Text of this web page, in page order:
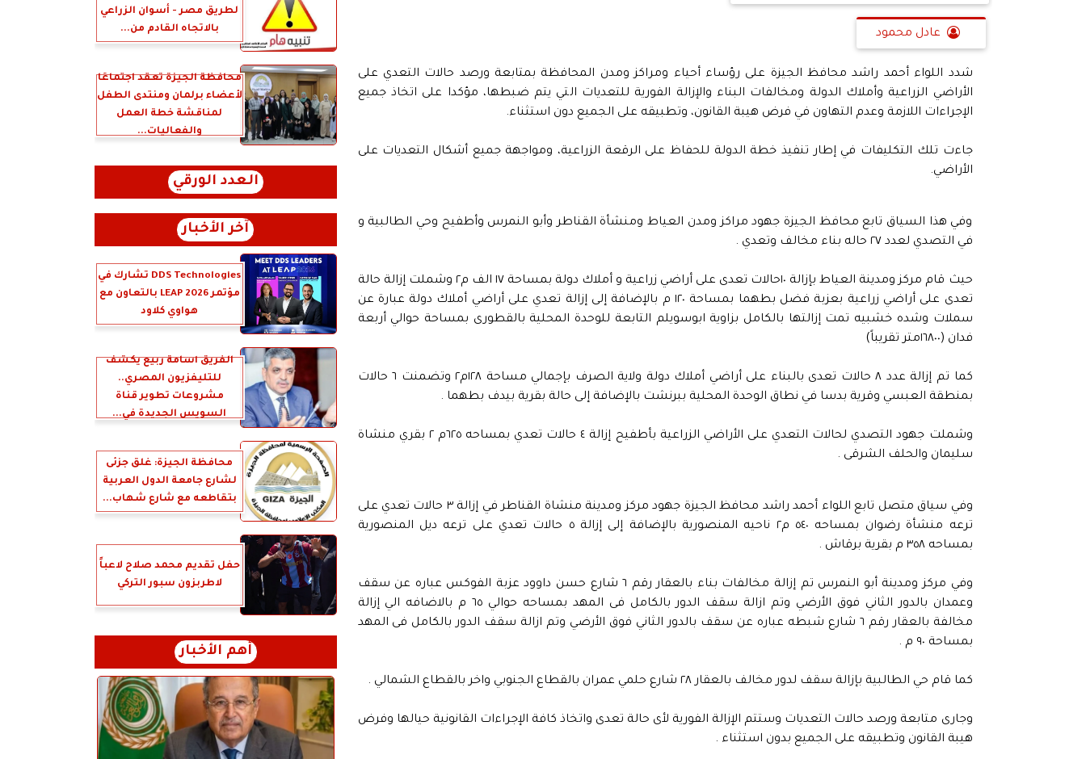
عادل محمود
شدد اللواء أحمد راشد محافظ الجيزة على رؤساء أحياء ومراكز ومدن المحافظة بمتابعة ورصد حالات التعدي على
الأراضي الزراعية وأملاك الدولة ومخالفات البناء والإزالة الفورية للتعديات التي يتم ضبطها، مؤكدا على اتخاذ جميع
الإجراءات اللازمة وعدم التهاون في فرض هيبة القانون، وتطبيقه على الجميع دون استثناء.
جاءت تلك التكليفات في إطار تنفيذ خطة الدولة للحفاظ على الرقعة الزراعية، ومواجهة جميع أشكال التعديات على
الأراضي.
وفي هذا السياق تابع محافظ الجيزة جهود مراكز ومدن العياط ومنشأة القناطر وأبو النمرس وأطفيح وحي الطالبية و
في التصدي لعدد ٢٧ حاله بناء مخالف وتعدي .
حيث قام مركز ومدينة العياط بإزالة ١٠حالات تعدى على أراضي زراعية و أملاك دولة بمساحة ١٧ الف م٢ وشملت إزالة حالة
تعدى على أراضي زراعية بعزبة فضل بطهما بمساحة ١٢٠ م بالإضافة إلى إزالة تعدي على أراضي أملاك دولة عبارة عن
سملات وشده خشبيه تمت إزالتها بالكامل بزاوية ابوسويلم التابعة للوحدة المحلية بالقطورى بمساحة حوالي أربعة
فدان (١٦٨٠٠متر تقريباً)
كما تم إزالة عدد ٨ حالات تعدى بالبناء على أراضي أملاك دولة ولاية الصرف بإجمالي مساحة ١٢٨م٢ وتضمنت ٦ حالات
بمنطقة العبسي وقرية بدسا في نطاق الوحدة المحلية ببرنشت بالإضافة إلى حالة بقرية بيدف بطهما .
وشملت جهود التصدي لحالات التعدي على الأراضي الزراعية بأطفيح إزالة ٤ حالات تعدي بمساحه ٦٢٥م ٢ بقري منشاة
سليمان والحلف الشرقى .
وفي سياق متصل تابع اللواء أحمد راشد محافظ الجيزة جهود مركز ومدينة منشاة القناطر في إزالة ٣ حالات تعدي على
ترعه منشأة رضوان بمساحه ٥٤٠ م٢ ناحيه المنصورية بالإضافة إلى إزالة ٥ حالات تعدي على ترعه ديل المنصورية
بمساحه ٣٥٨ م بقرية برقاش .
وفي مركز ومدينة أبو النمرس تم إزالة مخالفات بناء بالعقار رقم ٦ شارع حسن داوود عزبة الفوكس عباره عن سقف
وعمدان بالدور الثاني فوق الأرضي وتم ازالة سقف الدور بالكامل فى المهد بمساحه حوالي ٦٥ م بالاضافه الي إزالة
مخالفة بالعقار رقم ٦ شارع شبطه عباره عن سقف بالدور الثاني فوق الأرضي وتم ازالة سقف الدور بالكامل فى المهد
بمساحة ٩٠ م .
كما قام حي الطالبية بإزالة سقف لدور مخالف بالعقار ٢٨ شارع حلمي عمران بالقطاع الجنوبي واخر بالقطاع الشمالي .
وجارى متابعة ورصد حالات التعديات وستتم الإزالة الفورية لأى حالة تعدى واتخاذ كافة الإجراءات القانونية حيالها وفرض
هيبة القانون وتطبيقه على الجميع بدون استثناء .
لطريق مصر - أسوان الزراعي
بالاتجاه القادم من...
محافظة الجيزة تعقد اجتماعًا
لأعضاء برلمان ومنتدى الطفل
لمناقشة خطة العمل
والفعاليات...
العدد الورقي
آخر الأخبار
DDS Technologies تشارك في
مؤتمر LEAP 2026 بالتعاون مع
هواوي كلاود
الفريق أسامة ربيع يكشف
للتليفزيون المصري..
مشروعات تطوير قناة
السويس الجديدة في...
محافظة الجيزة: غلق جزئى
لشارع جامعة الدول العربية
بتقاطعه مع شارع شهاب...
حفل تقديم محمد صلاح لاعباً
لاطربزون سبور التركي
أهم الأخبار